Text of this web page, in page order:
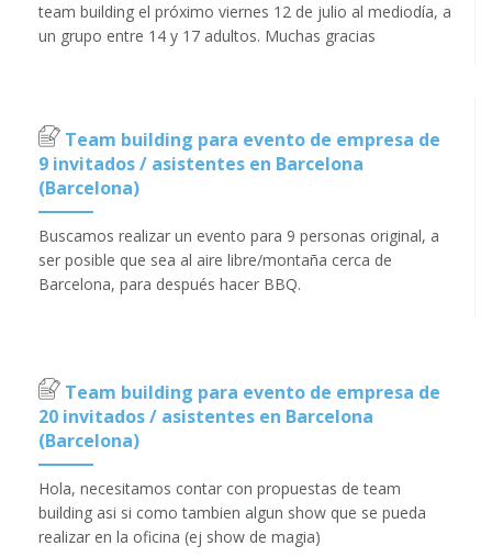
team building el próximo viernes 12 de julio al mediodía, a
un grupo entre 14 y 17 adultos. Muchas gracias
Team building para evento de empresa de
9 invitados / asistentes en Barcelona
(Barcelona)
Buscamos realizar un evento para 9 personas original, a
ser posible que sea al aire libre/montaña cerca de
Barcelona, para después hacer BBQ.
Team building para evento de empresa de
20 invitados / asistentes en Barcelona
(Barcelona)
Hola, necesitamos contar con propuestas de team
building asi si como tambien algun show que se pueda
realizar en la oficina (ej show de magia)